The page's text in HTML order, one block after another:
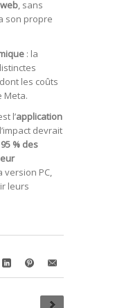
, sans
son propre
: la
les coûts
Meta.
l’application
devrait
95 % des
version PC,
leurs